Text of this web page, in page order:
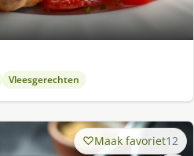
Vleesgerechten
Maak favoriet12